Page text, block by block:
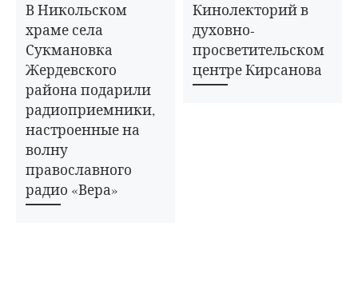
В Никольском
храме села
Сукмановка
Жердевского
района подарили
радиоприемники,
настроенные на
волну
православного
радио «Вера»
Кинолекторий в
духовно-
просветительском
центре Кирсанова